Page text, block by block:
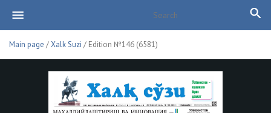
Main page /Xalk Suzi / Edition №146 (6581)